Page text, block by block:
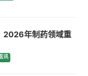
2026年制药领域重
讯